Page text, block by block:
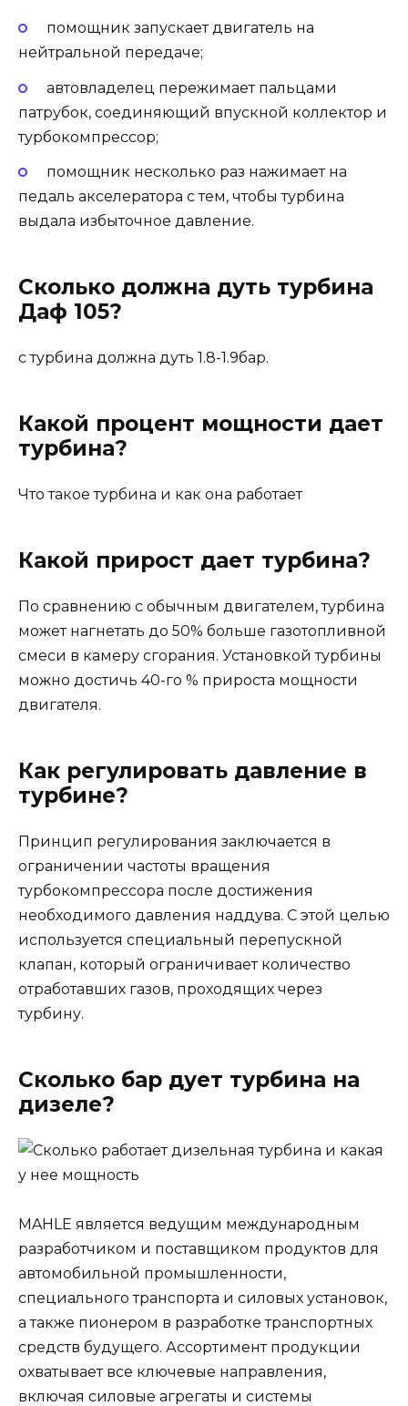
помощник запускает двигатель на
нейтральной передаче;
автовладелец пережимает пальцами
патрубок, соединяющий впускной коллектор и
турбокомпрессор;
помощник несколько раз нажимает на
педаль акселератора с тем, чтобы турбина
выдала избыточное давление.
Сколько должна дуть турбина
Даф 105?
с турбина должна дуть 1.8-1.9бар.
Какой процент мощности дает
турбина?
Что такое турбина и как она работает
Какой прирост дает турбина?
По сравнению с обычным двигателем, турбина
может нагнетать до 50% больше газотопливной
смеси в камеру сгорания. Установкой турбины
можно достичь 40-го % прироста мощности
двигателя.
Как регулировать давление в
турбине?
Принцип регулирования заключается в
ограничении частоты вращения
турбокомпрессора после достижения
необходимого давления наддува. С этой целью
используется специальный перепускной
клапан, который ограничивает количество
отработавших газов, проходящих через
турбину.
Сколько бар дует турбина на
дизеле?
MAHLE является ведущим международным
разработчиком и поставщиком продуктов для
автомобильной промышленности,
специального транспорта и силовых установок,
а также пионером в разработке транспортных
средств будущего. Ассортимент продукции
охватывает все ключевые направления,
включая силовые агрегаты и системы